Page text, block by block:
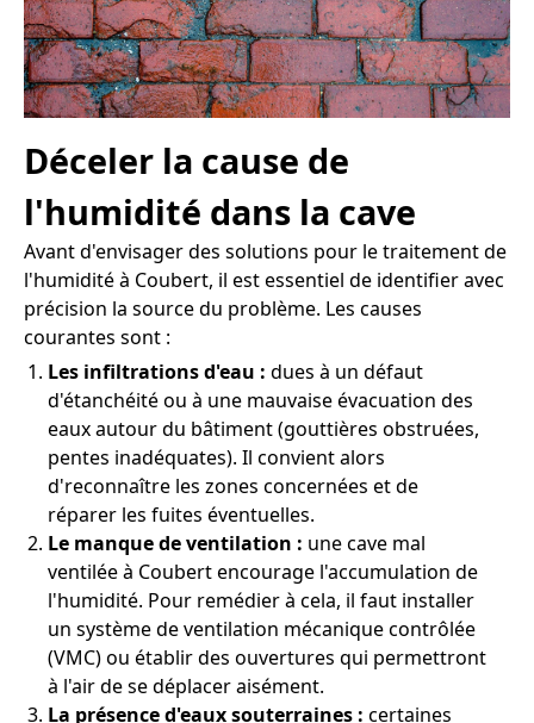
Déceler la cause de
l'humidité dans la cave
Avant d'envisager des solutions pour le traitement de
l'humidité à Coubert, il est essentiel de identifier avec
précision la source du problème. Les causes
courantes sont :
Les infiltrations d'eau : dues à un défaut
d'étanchéité ou à une mauvaise évacuation des
eaux autour du bâtiment (gouttières obstruées,
pentes inadéquates). Il convient alors
d'reconnaître les zones concernées et de
réparer les fuites éventuelles.
Le manque de ventilation : une cave mal
ventilée à Coubert encourage l'accumulation de
l'humidité. Pour remédier à cela, il faut installer
un système de ventilation mécanique contrôlée
(VMC) ou établir des ouvertures qui permettront
à l'air de se déplacer aisément.
La présence d'eaux souterraines : certaines